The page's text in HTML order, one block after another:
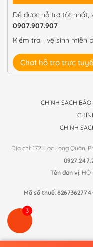
Để được hỗ trợ tốt nhất,
0907.907.907
Kiểm tra - vệ sinh miễn
Chat hỗ trợ trực
CHÍNH SÁCH BẢO
CHÍNH
Địa chỉ: 172i Lạc Long Quân,
Tên đơn vị: HỘ
Mã số thuế:
3